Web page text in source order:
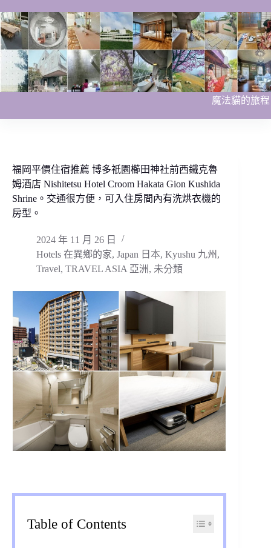
至
主
要
內
容
魔法貓的旅程
福岡平價住宿推薦 博多祇園櫛田神社前西鐵克魯
姆酒店 Nishitetsu Hotel Croom Hakata Gion Kushida
Shrine。交通很方便，可入住房間內有洗烘衣機的
房型。
2024 年 11 月 26 日
Hotels 在異鄉的家, Japan 日本, Kyushu 九州 ,
Travel, TRAVEL ASIA 亞洲, 未分類
Table of Contents